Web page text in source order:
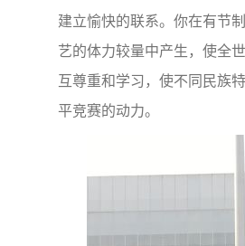
建立愉快的联系。你在有节
艺的体力较量中产生，使全
互尊重和学习，使不同民族
平竞赛的动力。